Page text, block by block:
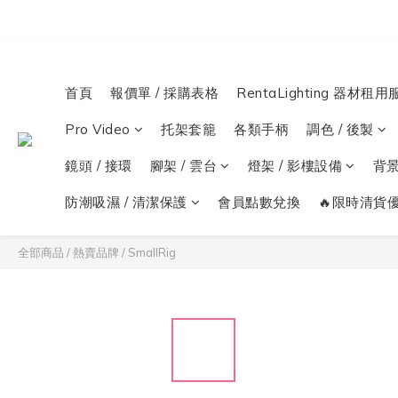
首頁 報價單 / 採購表格 RentaLighting 器材租用
Pro Video 托架套籠 各類手柄 調色 / 後製
鏡頭 / 接環 腳架 / 雲台 燈架 / 影樓設備 背
防潮吸濕 / 清潔保護 會員點數兌換 🔥限時清貨
全部商品 /熱賣品牌 / SmallRig